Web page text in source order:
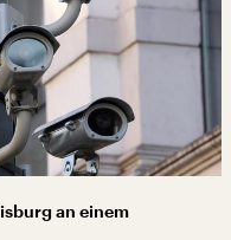
an einem